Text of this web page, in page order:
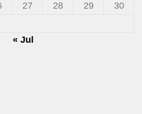
27 28 29
30
« Jul